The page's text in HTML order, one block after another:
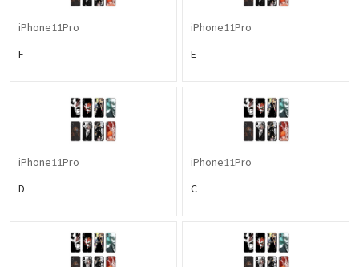
iPhone11Pro
F
iPhone11Pro
E
iPhone11Pro
D
iPhone11Pro
C